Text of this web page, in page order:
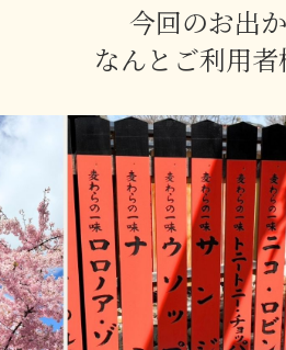
今回のお出
なんとご利用